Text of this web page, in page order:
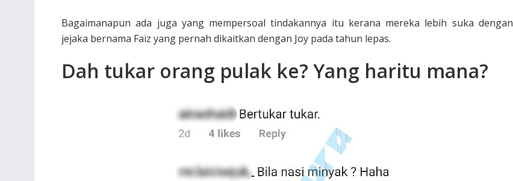
Bagaimanapun ada juga yang mempersoal tindakannya itu kerana mereka lebih suka dengan
jejaka bernama Faiz yang pernah dikaitkan dengan Joy pada tahun lepas.
Dah tukar orang pulak ke? Yang haritu mana?